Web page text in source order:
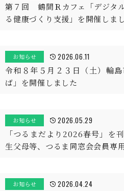
第７回 鶴間Ｒカフェ「デジタ
る健康づくり支援」を開催しま
お知らせ 2026.06.11
令和８年５月２３日（土）輪
ば」を開催しました
お知らせ 2026.05.29
「つるまだより2026春号」を
生父母等、つるま同窓会会員専用
お知らせ 2026.04.24